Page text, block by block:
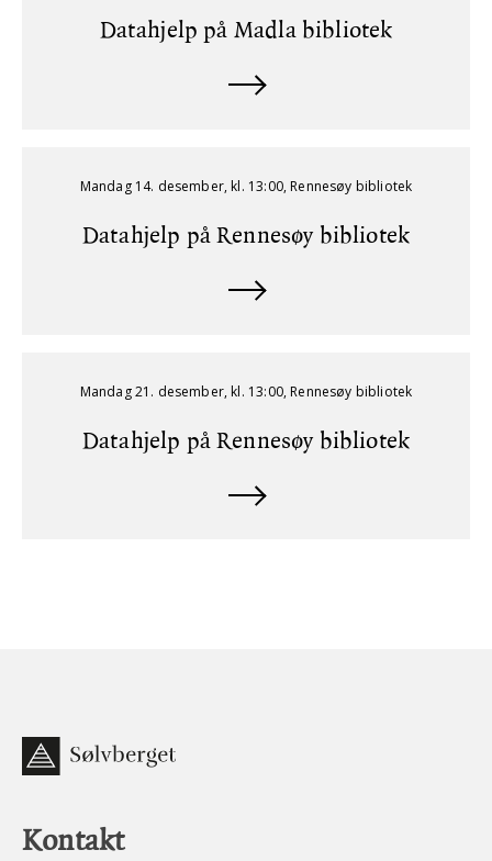
Datahjelp på Madla bibliotek
Mandag 14. desember, kl. 13:00, Rennesøy bibliotek
Datahjelp på Rennesøy bibliotek
Mandag 21. desember, kl. 13:00, Rennesøy bibliotek
Datahjelp på Rennesøy bibliotek
Kontakt